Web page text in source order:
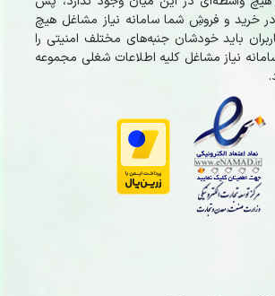
خرید و فروشِ شما سامانه نیاز مشاغل هیچ
باید خودشان جنبه‌های مختلف امنیتی را
نیاز مشاغل کلیه اطلاعات شغلی مجموعه